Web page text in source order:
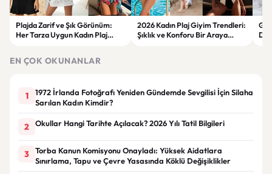
Plajda Zarif ve Şık Görünüm:
Her Tarza Uygun Kadın Plaj
2026 Kadın Plaj Giyim Trendleri:
Şıklık ve Konforu Bir Araya
EN ÇOK OKUNANLAR
1
1972 İrlanda Fotoğrafı Yeniden Gündemde Sevgilisi İçin Silaha
Sarılan Kadın Kimdir?
2 Okullar Hangi Tarihte Açılacak? 2026 Yılı Tatil Bilgileri
3
Torba Kanun Komisyonu Onayladı: Yüksek Aidatlara
Sınırlama, Tapu ve Çevre Yasasında Köklü Değişiklikler